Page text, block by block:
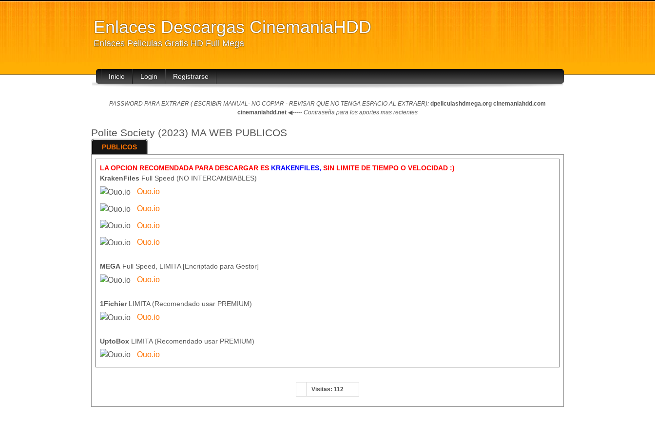
Enlaces Descargas CinemaniaHDD
Enlaces Peliculas Gratis HD Full Mega
Inicio Login Registrarse
PASSWORD PARA EXTRAER ( ESCRIBIR MANUAL- NO COPIAR - REVISAR QUE NO TENGA ESPACIO AL EXTRAER): dpeliculashdmega.org cinemaniahdd.com
cinemaniahdd.net ◀----- Contraseña para los aportes mas recientes
Polite Society (2023) MA WEB PUBLICOS
PUBLICOS
LA OPCION RECOMENDADA PARA DESCARGAR ES KRAKENFILES, SIN LIMITE DE TIEMPO O VELOCIDAD :)
KrakenFiles Full Speed (NO INTERCAMBIABLES)
Ouo.io
Ouo.io
Ouo.io
Ouo.io
MEGA Full Speed, LIMITA [Encriptado para Gestor]
Ouo.io
1FichierLIMITA (Recomendado usar PREMIUM)
Ouo.io
UptoBox LIMITA (Recomendado usar PREMIUM)
Ouo.io
Visitas: 112